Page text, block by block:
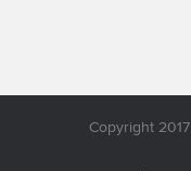
Copyright